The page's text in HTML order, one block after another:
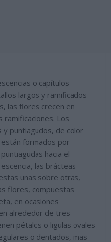
o capítulos
largos y ramificados
las flores crecen en
ramificaciones. Los
y puntiagudos, de color
formados por
hacia el
las brácteas
unas sobre otras,
flores, compuestas
en ocasiones
alrededor de tres
pétalos o ligulas ovales
o dentados, mas